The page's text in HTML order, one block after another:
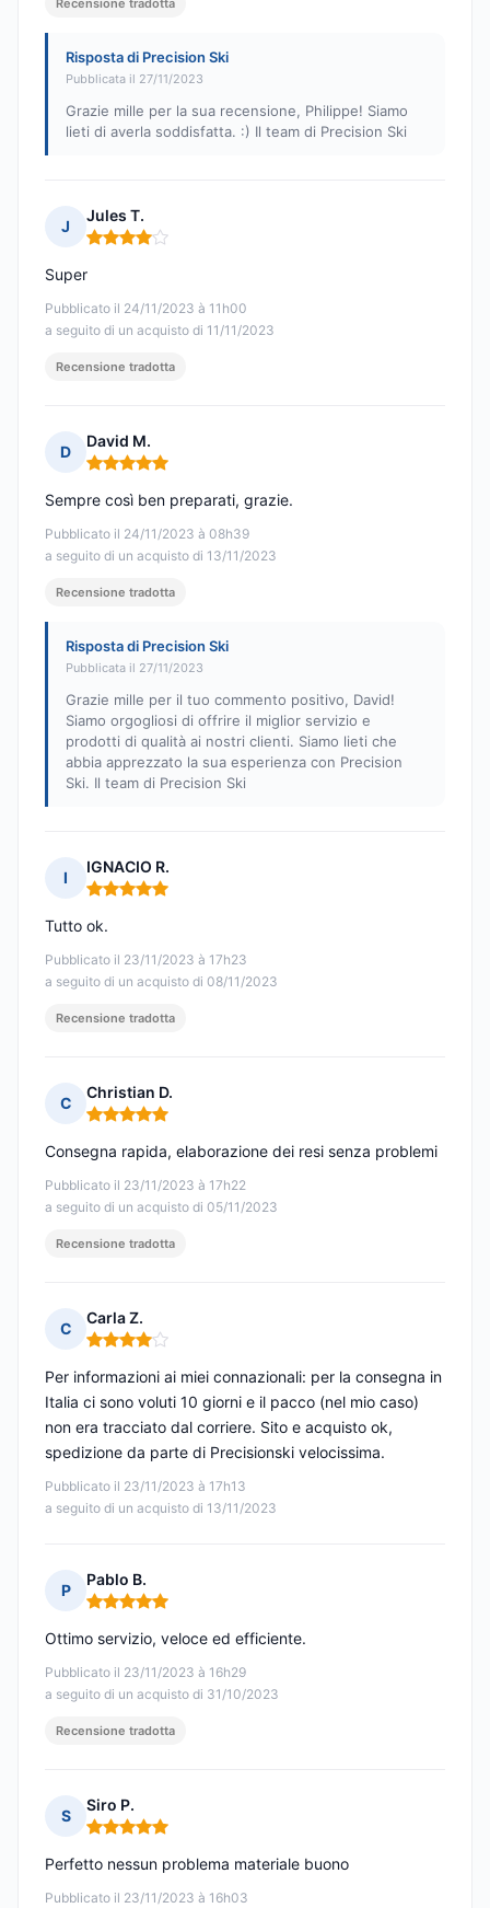
Recensione tradotta
Risposta di Precision Ski
Pubblicata il 27/11/2023
Grazie mille per la sua recensione, Philippe! Siamo
lieti di averla soddisfatta. :) Il team di Precision Ski
J
Jules T.
Nota: 4 su 5
Pubblicato il 24/11/2023 à 11h00
a seguito di un acquisto di 11/11/2023
Super
Recensione tradotta
D
David M.
Nota: 5 su 5
Pubblicato il 24/11/2023 à 08h39
a seguito di un acquisto di 13/11/2023
Sempre così ben preparati, grazie.
Recensione tradotta
Risposta di Precision Ski
Pubblicata il 27/11/2023
Grazie mille per il tuo commento positivo, David!
Siamo orgogliosi di offrire il miglior servizio e
prodotti di qualità ai nostri clienti. Siamo lieti che
abbia apprezzato la sua esperienza con Precision
Ski. Il team di Precision Ski
I
IGNACIO R.
Nota: 5 su 5
Pubblicato il 23/11/2023 à 17h23
a seguito di un acquisto di 08/11/2023
Tutto ok.
Recensione tradotta
C
Christian D.
Nota: 5 su 5
Pubblicato il 23/11/2023 à 17h22
a seguito di un acquisto di 05/11/2023
Consegna rapida, elaborazione dei resi senza problemi
Recensione tradotta
C
Carla Z.
Nota: 4 su 5
Pubblicato il 23/11/2023 à 17h13
a seguito di un acquisto di 13/11/2023
Per informazioni ai miei connazionali: per la consegna in
Italia ci sono voluti 10 giorni e il pacco (nel mio caso)
non era tracciato dal corriere. Sito e acquisto ok,
spedizione da parte di Precisionski velocissima.
P
Pablo B.
Nota: 5 su 5
Pubblicato il 23/11/2023 à 16h29
a seguito di un acquisto di 31/10/2023
Ottimo servizio, veloce ed efficiente.
Recensione tradotta
S
Siro P.
Nota: 5 su 5
Pubblicato il 23/11/2023 à 16h03
Perfetto nessun problema materiale buono